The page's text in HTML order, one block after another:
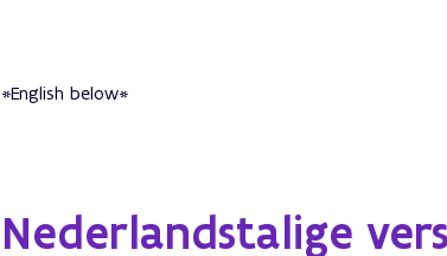
*English below*
Nederlandstalige